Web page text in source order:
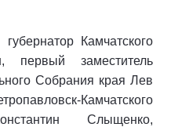
Камчатского
первый заместитель
Собрания края Лев
Камчатского
Слыщенко,